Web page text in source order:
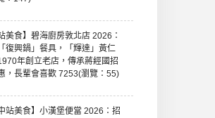
美食】碧海廚房敦北店 2026：
復興鍋」餐具，「輝達」黃仁
年創立老店，傳承蔣經國招
，長輩會喜歡 7253(瀏覽：55)
站美食】小漢堡便當 2026：招